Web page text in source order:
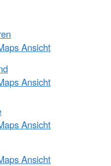
Ansicht
Ansicht
Ansicht
Ansicht